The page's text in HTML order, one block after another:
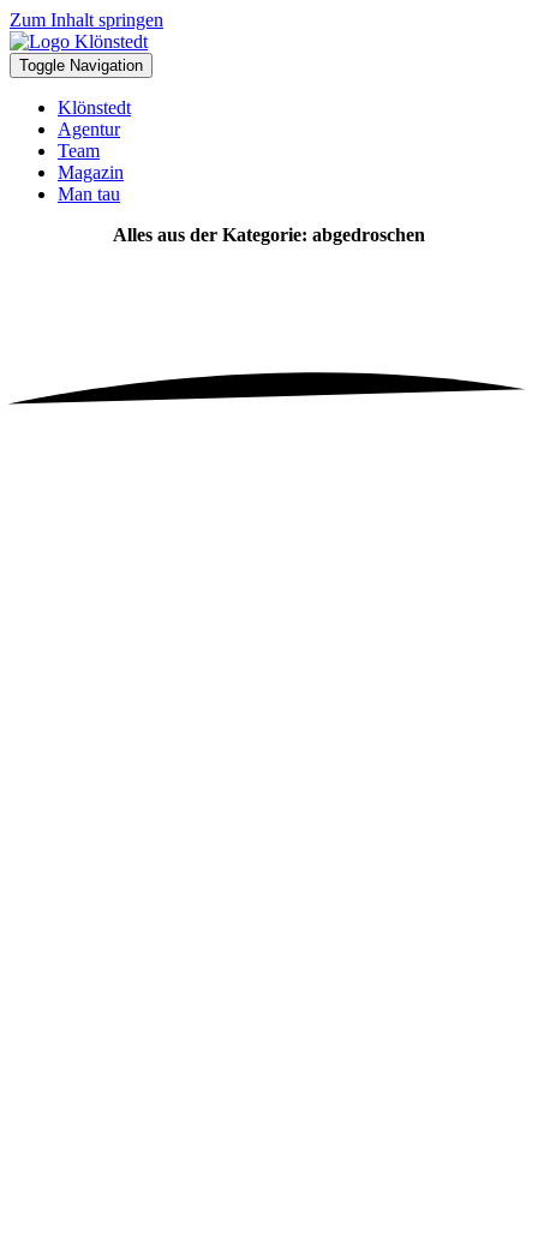
Zum Inhalt springen
Toggle Navigation
Klönstedt
Agentur
Team
Magazin
Man tau
Alles aus der Kategorie: abgedroschen